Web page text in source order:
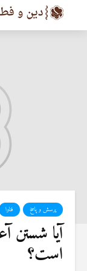
پرسش و پاسخ فتاوا
آیا شستن
است؟